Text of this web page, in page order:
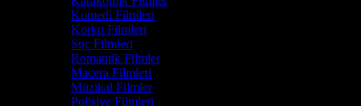
Komedi Filmleri
Korku Filmleri
Suç Filmleri
Romantik Filmler
Macera Filmleri
Müzikal Filmler
Polisiye Filmleri